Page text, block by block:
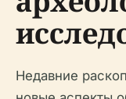
Недавние